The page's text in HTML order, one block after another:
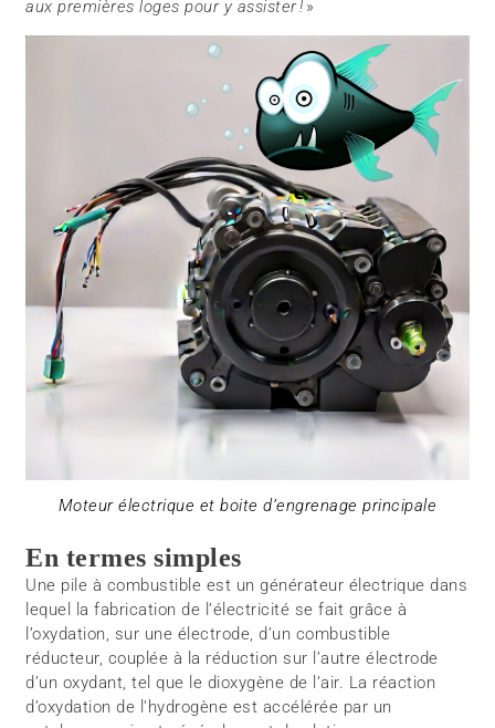
aux premières loges pour y assister ! »
Moteur électrique et boite d’engrenage principale
En termes simples
Une pile à combustible est un générateur électrique dans
lequel la fabrication de l’électricité se fait grâce à
l’oxydation, sur une électrode, d’un combustible
réducteur, couplée à la réduction sur l’autre électrode
d’un oxydant, tel que le dioxygène de l’air. La réaction
d’oxydation de l’hydrogène est accélérée par un